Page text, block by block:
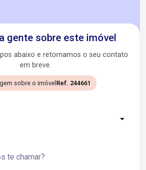
gente sobre este imóvel
abaixo e retornamos o seu contato
em breve.
sobre o imóvel Ref. 244661